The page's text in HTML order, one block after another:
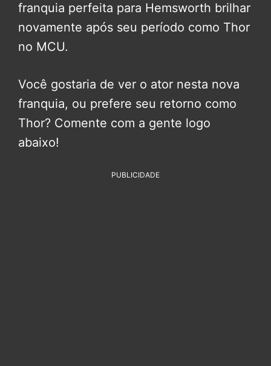
franquia perfeita para Hemsworth brilhar
novamente após seu período como Thor
no MCU.
Você gostaria de ver o ator nesta nova
franquia, ou prefere seu retorno como
Thor? Comente com a gente logo
abaixo!
PUBLICIDADE